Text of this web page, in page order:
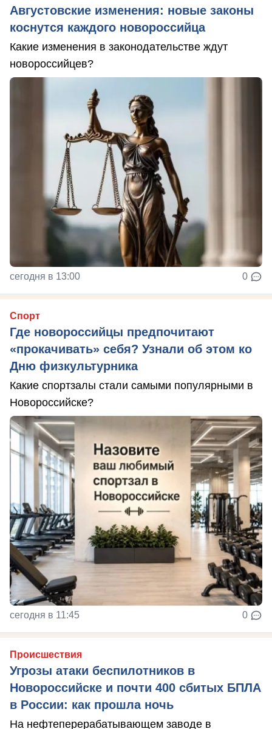
Августовские изменения: новые законы
коснутся каждого новороссийца
Какие изменения в законодательстве ждут
новороссийцев?
сегодня в 13:00 0
Спорт
Где новороссийцы предпочитают
«прокачивать» себя? Узнали об этом ко
Дню физкультурника
Какие спортзалы стали самыми популярными в
Новороссийске?
сегодня в 11:45 0
Происшествия
Угрозы атаки беспилотников в
Новороссийске и почти 400 сбитых БПЛА
в России: как прошла ночь
На нефтеперерабатывающем заводе в